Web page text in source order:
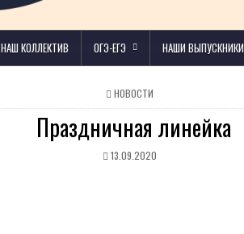
НАШ КОЛЛЕКТИВ ОГЭ-ЕГЭ НАШИ ВЫПУСКНИКИ
НОВОСТИ
Праздничная линейка
13.09.2020